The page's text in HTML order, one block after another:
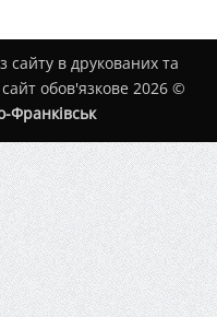
сайту в друкованих та
обов'язкове 2026 ©
Франківськ